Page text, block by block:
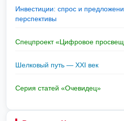
Инвестиции: спрос и
перспективы
Спецпроект «Цифровое
Шелковый путь — XXI век
Серия статей «Очевидец»